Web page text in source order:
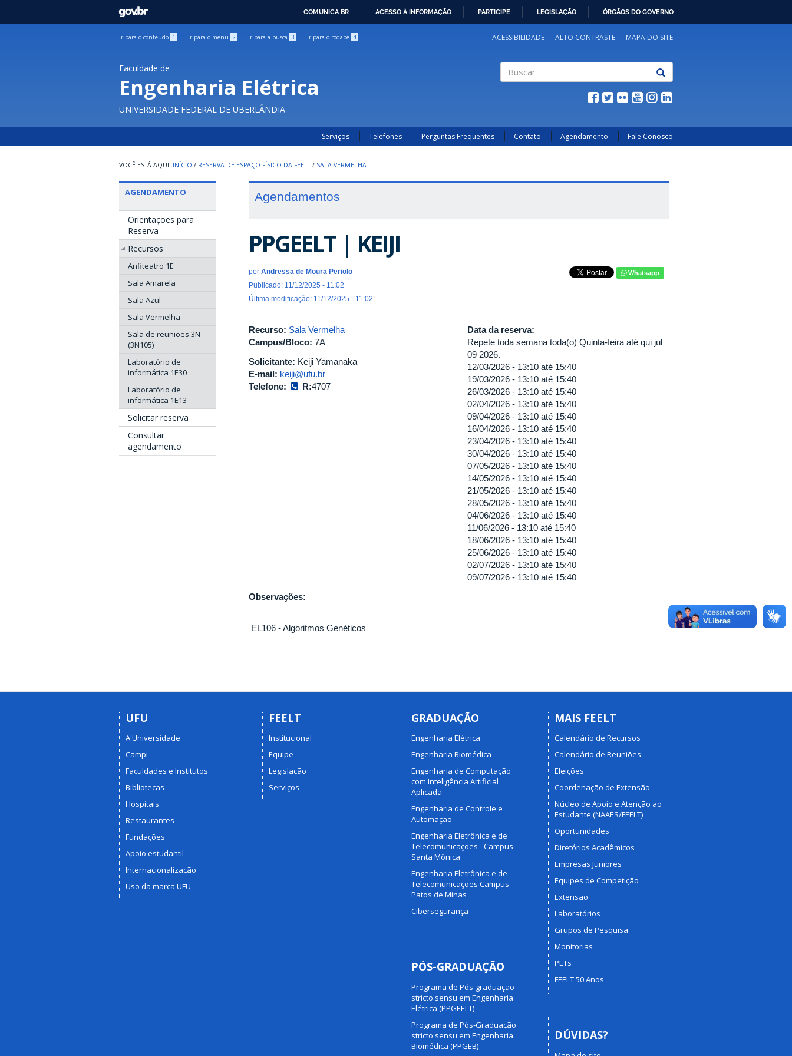
GOVBR
COMUNICA BR ACESSO À INFORMAÇÃO PARTICIPE LEGISLAÇÃO ÓRGÃOS DO GOVERNO
Ir para o conteúdo 1 Ir para o menu 2 Ir para a busca 3 Ir para o rodapé 4 ACESSIBILIDADE ALTO CONTRASTE MAPA DO SITE
Faculdade de
Engenharia Elétrica
UNIVERSIDADE FEDERAL DE UBERLÂNDIA
Serviços Telefones Perguntas Frequentes Contato Agendamento Fale Conosco
INÍCIO / RESERVA DE ESPAÇO FÍSICO DA FEELT / SALA VERMELHA
AGENDAMENTO
Orientações para
Reserva
Recursos
Anfiteatro 1E
Sala Amarela
Sala Azul
Sala Vermelha
Sala de reuniões 3N
(3N105)
Laboratório de
informática 1E30
Laboratório de
informática 1E13
Solicitar reserva
Consultar
agendamento
Agendamentos
PPGEELT | KEIJI
por Andressa de Moura Periolo
Publicado: 11/12/2025 - 11:02
Última modificação: 11/12/2025 - 11:02
Whatsapp
Recurso: Sala Vermelha
Campus/Bloco: 7A
Solicitante: Keiji Yamanaka
E-mail: keiji@ufu.br
Telefone:
R:4707
Data da reserva:
Repete toda semana toda(o) Quinta-feira até qui jul
09 2026.
12/03/2026 - 13:10 até 15:40
19/03/2026 - 13:10 até 15:40
26/03/2026 - 13:10 até 15:40
02/04/2026 - 13:10 até 15:40
09/04/2026 - 13:10 até 15:40
16/04/2026 - 13:10 até 15:40
23/04/2026 - 13:10 até 15:40
30/04/2026 - 13:10 até 15:40
07/05/2026 - 13:10 até 15:40
14/05/2026 - 13:10 até 15:40
21/05/2026 - 13:10 até 15:40
28/05/2026 - 13:10 até 15:40
04/06/2026 - 13:10 até 15:40
11/06/2026 - 13:10 até 15:40
18/06/2026 - 13:10 até 15:40
25/06/2026 - 13:10 até 15:40
02/07/2026 - 13:10 até 15:40
09/07/2026 - 13:10 até 15:40
Observações:
EL106 - Algoritmos Genéticos
UFU
A Universidade
Campi
Faculdades e Institutos
Bibliotecas
Hospitais
Restaurantes
Fundações
Apoio estudantil
Internacionalização
Uso da marca UFU
FEELT
Institucional
Equipe
Legislação
Serviços
GRADUAÇÃO
Engenharia Elétrica
Engenharia Biomédica
Engenharia de Computação
com Inteligência Artificial
Aplicada
Engenharia de Controle e
Automação
Engenharia Eletrônica e de
Telecomunicações - Campus
Santa Mônica
Engenharia Eletrônica e de
Telecomunicações Campus
Patos de Minas
Cibersegurança
PÓS-GRADUAÇÃO
Programa de Pós-graduação
stricto sensu em Engenharia
Elétrica (PPGEELT)
Programa de Pós-Graduação
stricto sensu em Engenharia
Biomédica (PPGEB)
MAIS FEELT
Calendário de Recursos
Calendário de Reuniões
Eleições
Coordenação de Extensão
Núcleo de Apoio e Atenção ao
Estudante (NAAES/FEELT)
Oportunidades
Diretórios Acadêmicos
Empresas Juniores
Equipes de Competição
Extensão
Laboratórios
Grupos de Pesquisa
Monitorias
PETs
FEELT 50 Anos
DÚVIDAS?